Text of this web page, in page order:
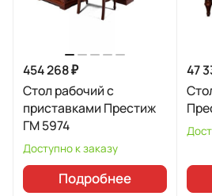
454 268 ₽
Стол рабочий с
приставками Престиж
ГМ 5974
Доступно к заказу
Подробнее
47